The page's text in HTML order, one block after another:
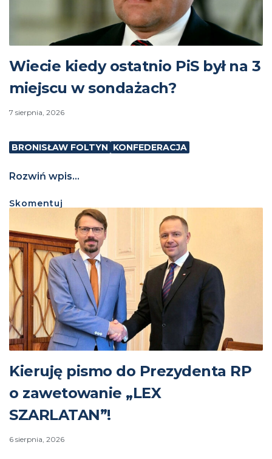
Wiecie kiedy ostatnio PiS był na 3
miejscu w sondażach?
7 sierpnia, 2026
BRONISŁAW FOLTYN KONFEDERACJA
Rozwiń wpis...
Skomentuj
Kieruję pismo do Prezydenta RP
o zawetowanie „LEX
SZARLATAN”!
6 sierpnia, 2026